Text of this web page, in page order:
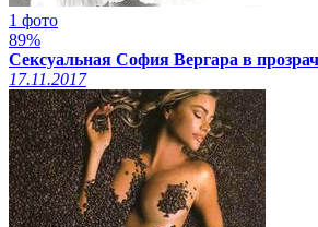
1 фото
89%
Сексуальная София Вергара в
17.11.2017